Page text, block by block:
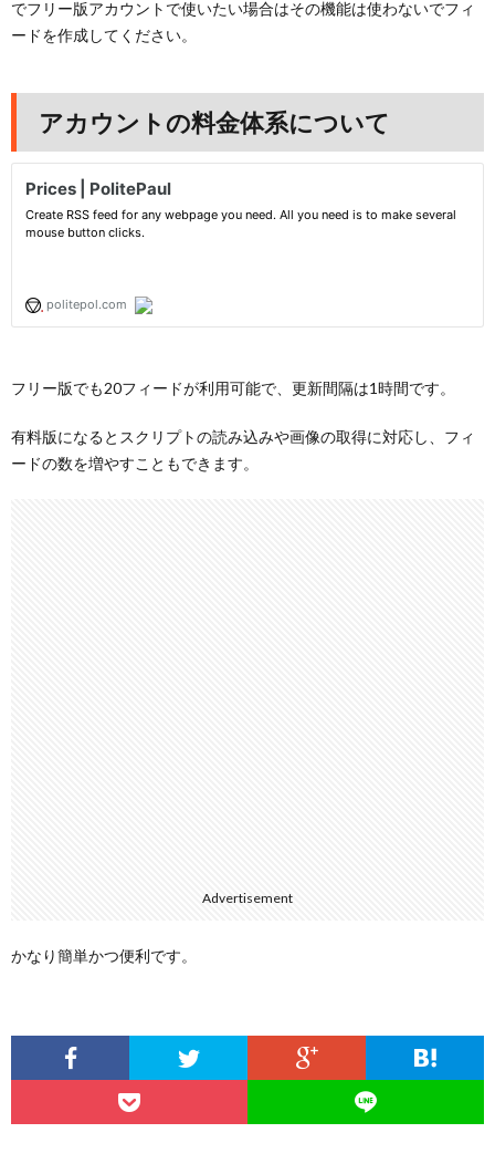
でフリー版アカウントで使いたい場合はその機能は使わないでフィ
ードを作成してください。
アカウントの料金体系について
フリー版でも20フィードが利用可能で、更新間隔は1時間です。
有料版になるとスクリプトの読み込みや画像の取得に対応し、フィ
ードの数を増やすこともできます。
Advertisement
かなり簡単かつ便利です。